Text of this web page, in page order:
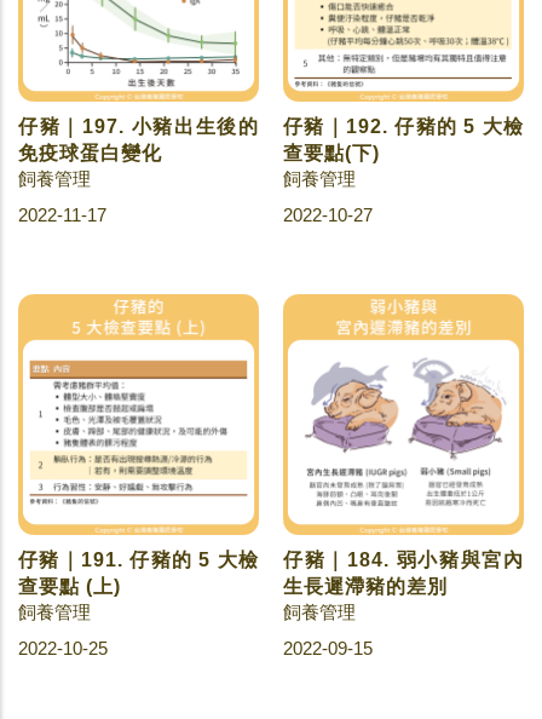
仔豬｜197. 小豬出生後的
免疫球蛋白變化
飼養管理
2022-11-17
仔豬｜192. 仔豬的 5 大檢
查要點(下)
飼養管理
2022-10-27
仔豬｜191. 仔豬的 5 大檢
查要點 (上)
飼養管理
2022-10-25
仔豬｜184. 弱小豬與宮內
生長遲滯豬的差別
飼養管理
2022-09-15